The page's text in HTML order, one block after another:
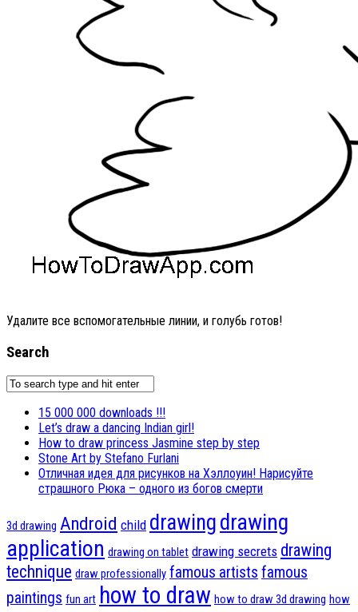
Удалите все вспомогательные линии, и голубь готов!
Search
15 000 000 downloads !!!
Let’s draw a dancing Indian girl!
How to draw princess Jasmine step by step
Stone Art by Stefano Furlani
Отличная идея для рисунков на Хэллоуин! Нарисуйте
страшного Рюка – одного из богов смерти
3d drawing Android child drawingdrawing
application drawing on tablet drawing secrets drawing
technique draw professionally famous artists famous
paintings fun art how to draw how to draw 3d drawing how